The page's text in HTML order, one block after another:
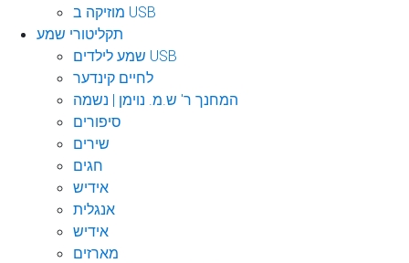
מוזיקה ב USB
תקליטורי שמע
שמע לילדים USB
לחיים קינדער
המחנך ר' ש.מ. נוימן | נשמה
סיפורים
שירים
חגים
אידיש
אנגלית
אידיש
מארזים